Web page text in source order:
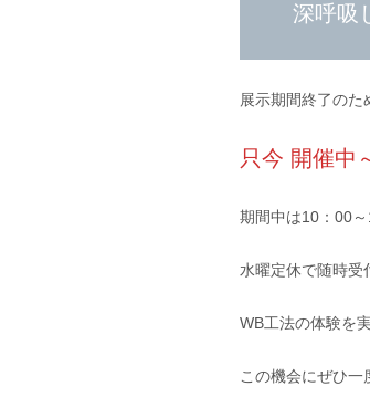
深呼吸
展示期間終了のた
只今 開催
期間中は10：00
水曜定休で随時受
WB工法の体験を
この機会にぜひ一